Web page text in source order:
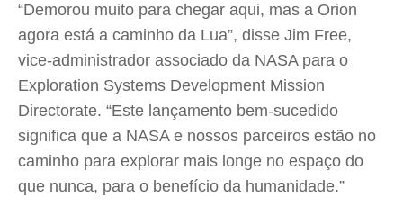
“Demorou muito para chegar aqui, mas a Orion
agora está a caminho da Lua”, disse Jim Free,
vice-administrador associado da NASA para o
Exploration Systems Development Mission
Directorate. “Este lançamento bem-sucedido
significa que a NASA e nossos parceiros estão no
caminho para explorar mais longe no espaço do
que nunca, para o benefício da humanidade.”